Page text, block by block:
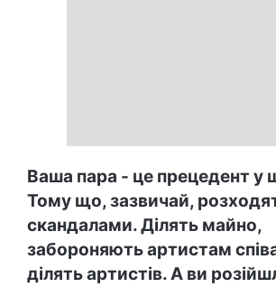
Ваша пара - це прецедент у
Тому що, зазвичай,
скандалами. Ділять майно,
забороняють артистам
ділять артистів. А ви